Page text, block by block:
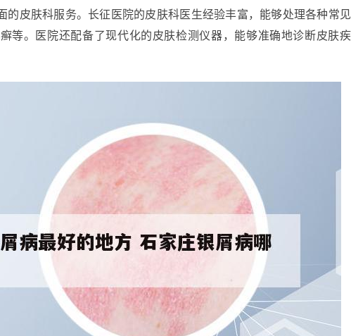
的皮肤科服务。长征医院的皮肤科医生经验丰富，能够处理各种常见
等。医院还配备了现代化的皮肤检测仪器，能够准确地诊断皮肤疾